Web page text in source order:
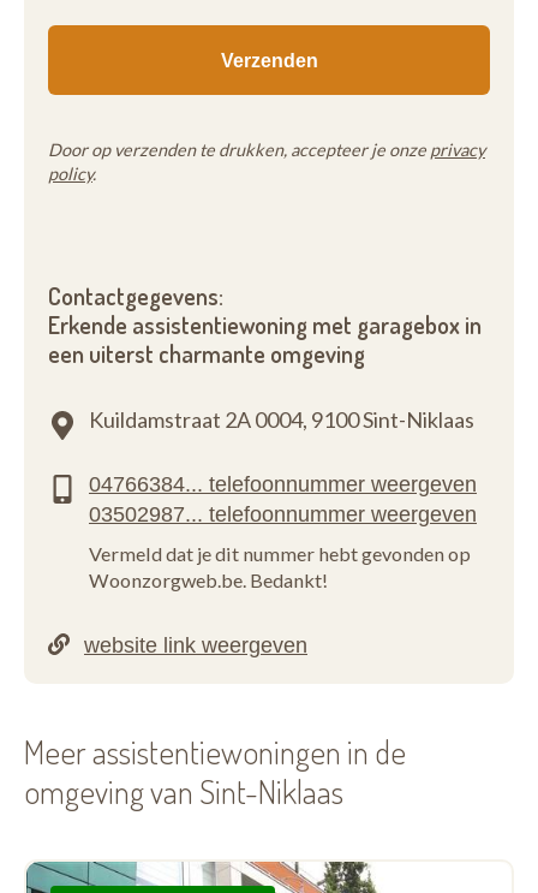
Door op verzenden te drukken, accepteer je onze privacy
policy.
Contactgegevens:
Erkende assistentiewoning met garagebox in
een uiterst charmante omgeving
Kuildamstraat 2A 0004, 9100 Sint-Niklaas
Vermeld dat je dit nummer hebt gevonden op
Woonzorgweb.be. Bedankt!
Meer assistentiewoningen in de
omgeving van Sint-Niklaas